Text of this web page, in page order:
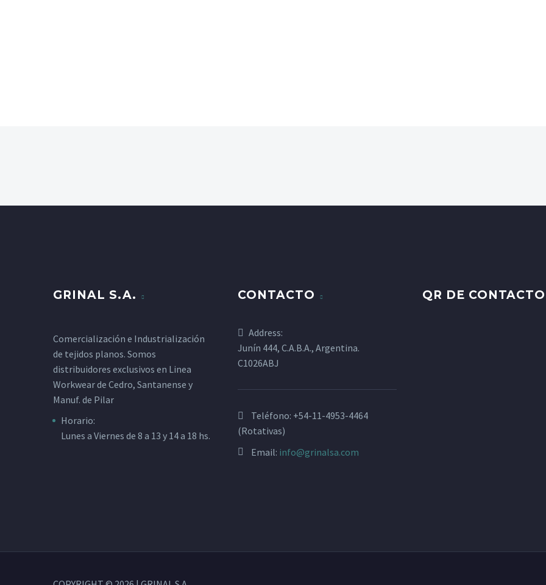
GRINAL S.A.
Comercialización e Industrialización
de tejidos planos. Somos
distribuidores exclusivos en Linea
Workwear de Cedro, Santanense y
Manuf. de Pilar
Horario:
Lunes a Viernes de 8 a 13 y 14 a 18 hs.
CONTACTO
Address:
Junín 444, C.A.B.A., Argentina.
C1026ABJ
Teléfono: +54-11-4953-4464
(Rotativas)
Email: info@grinalsa.com
QR DE CONTACTO